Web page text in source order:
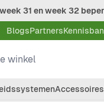
week 31 en week 32
BlogsPartners
winkel
Accessoires